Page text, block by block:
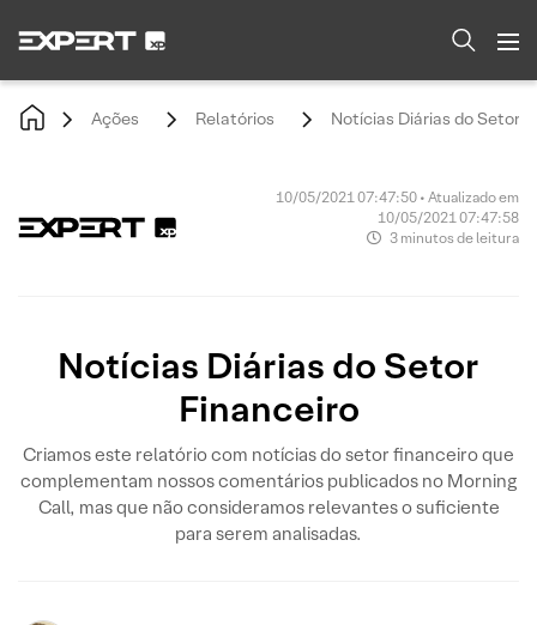
Ações Relatórios Notícias Diárias do Setor
10/05/2021 07:47:50 • Atualizado em
10/05/2021 07:47:58
3 minutos de leitura
Notícias Diárias do Setor
Financeiro
Criamos este relatório com notícias do setor financeiro que
complementam nossos comentários publicados no Morning
Call, mas que não consideramos relevantes o suficiente
para serem analisadas.